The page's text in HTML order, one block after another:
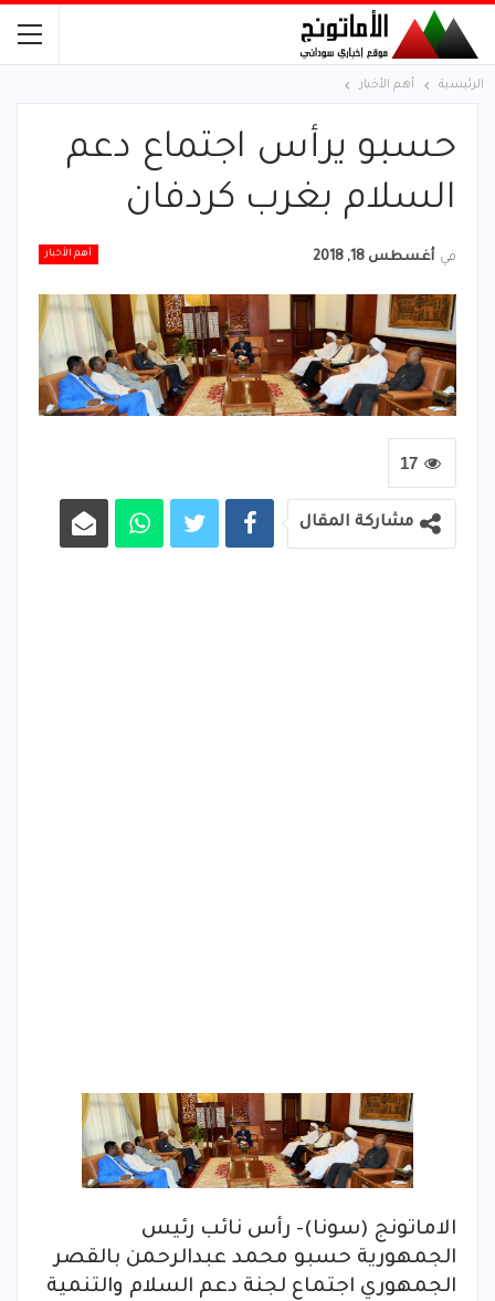
الرئيسية أهم الأخبار
حسبو يرأس اجتماع دعم
السلام بغرب كردفان
أهم الأخبار في أغسطس 18, 2018
17
مشاركة المقال
الاماتونج (سونا)- رأس نائب رئيس
الجمهورية حسبو محمد عبدالرحمن بالقصر
الجمهوري اجتماع لجنة دعم السلام والتنمية